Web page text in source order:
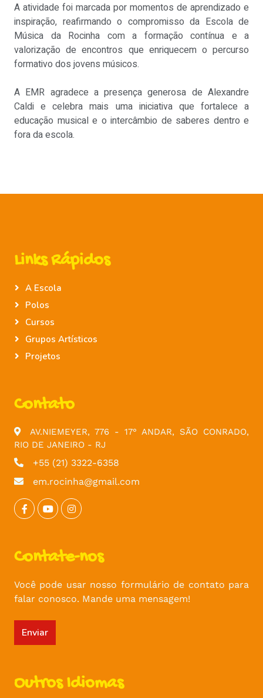
A atividade foi marcada por momentos de aprendizado e
inspiração, reafirmando o compromisso da Escola de
Música da Rocinha com a formação contínua e a
valorização de encontros que enriquecem o percurso
formativo dos jovens músicos.
A EMR agradece a presença generosa de Alexandre
Caldi e celebra mais uma iniciativa que fortalece a
educação musical e o intercâmbio de saberes dentro e
fora da escola.
Links Rápidos
A Escola
Polos
Cursos
Grupos Artísticos
Projetos
Contato
AV.NIEMEYER, 776 - 17° ANDAR, SÃO CONRADO,
RIO DE JANEIRO - RJ
+55 (21) 3322-6358
em.rocinha@gmail.com
Contate-nos
Você pode usar nosso formulário de contato para
falar conosco. Mande uma mensagem!
Enviar
Outros Idiomas